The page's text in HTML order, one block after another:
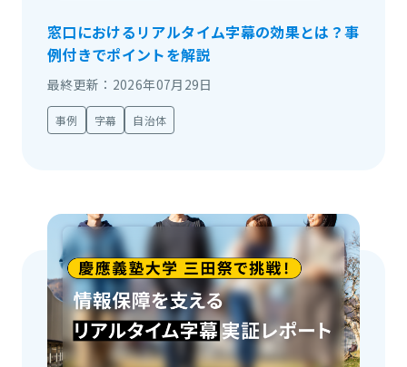
窓口におけるリアルタイム字幕の効果とは？事
例付きでポイントを解説
最終更新：2026年07月29日
事例 字幕 自治体